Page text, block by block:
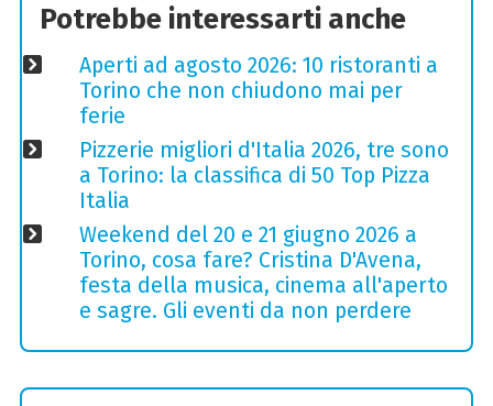
Potrebbe interessarti anche
Aperti ad agosto 2026: 10 ristoranti a
Torino che non chiudono mai per
ferie
Pizzerie migliori d'Italia 2026, tre sono
a Torino: la classifica di 50 Top Pizza
Italia
Weekend del 20 e 21 giugno 2026 a
Torino, cosa fare? Cristina D'Avena,
festa della musica, cinema all'aperto
e sagre. Gli eventi da non perdere